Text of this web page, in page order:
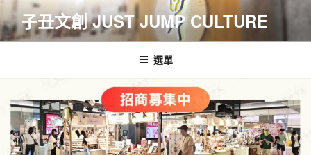
跳
至
主
子丑文創 JUST JUMP CULTURE
選單